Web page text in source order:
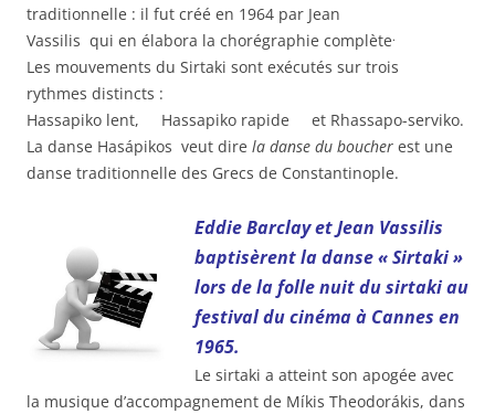
traditionnelle : il fut créé en 1964 par Jean
Vassilis qui en élabora la chorégraphie complète.
Les mouvements du Sirtaki sont exécutés sur trois
rythmes distincts :
Hassapiko lent, Hassapiko rapide et Rhassapo-serviko.
La danse Hasápikos veut dire la danse du boucher est une
danse traditionnelle des Grecs de Constantinople.
Eddie Barclay et Jean Vassilis
baptisèrent la danse « Sirtaki »
lors de la folle nuit du sirtaki au
festival du cinéma à Cannes en
1965.
Le sirtaki a atteint son apogée avec
la musique d’accompagnement de Míkis Theodorákis, dans